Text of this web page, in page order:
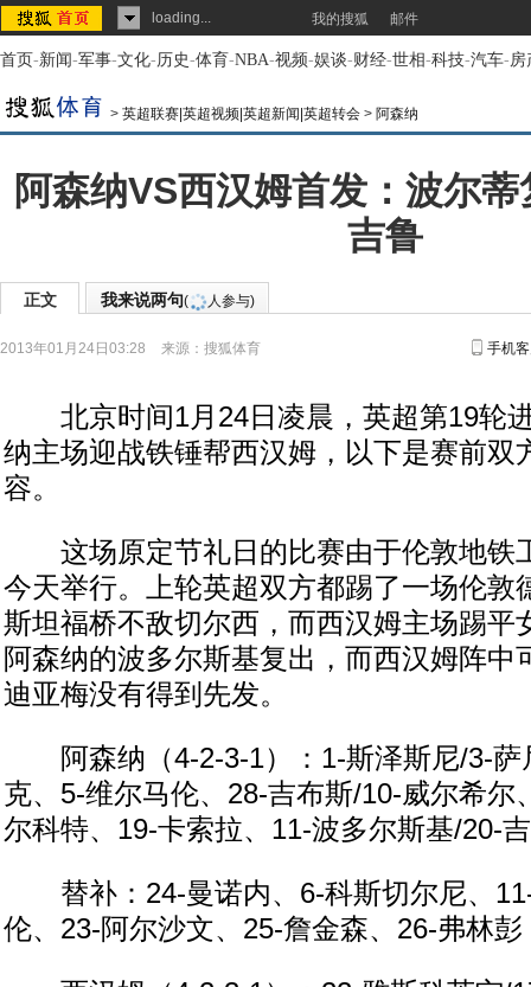
loading... 我的搜狐 邮件
首页-新闻-军事-文化-历史-体育-NBA-视频-娱谈-财经-世相-科技-汽车-房
> 英超联赛|英超视频|英超新闻|英超转会 > 阿森纳
阿森纳VS西汉姆首发：波尔
吉鲁
正文 我来说两句( 人参与)
2013年01月24日03:28 来源： 搜狐体育 手机
北京时间1月24日凌晨，英超第19轮
纳主场迎战铁锤帮西汉姆，以下是赛前双
容。
这场原定节礼日的比赛由于伦敦地铁
今天举行。上轮英超双方都踢了一场伦敦
斯坦福桥不敌切尔西，而西汉姆主场踢平
阿森纳的波多尔斯基复出，而西汉姆阵中
迪亚梅没有得到先发。
阿森纳（4-2-3-1）：1-斯泽斯尼/3-萨
克、5-维尔马伦、28-吉布斯/10-威尔希尔
尔科特、19-卡索拉、11-波多尔斯基/20-
替补：24-曼诺内、6-科斯切尔尼、
伦、23-阿尔沙文、25-詹金森、26-弗林彭